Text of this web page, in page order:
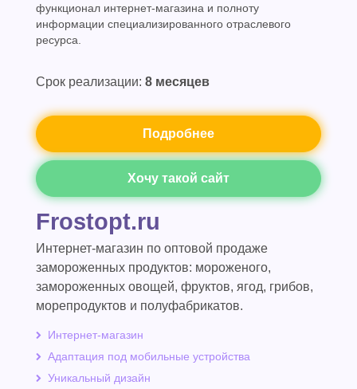
функционал интернет-магазина и полноту
информации специализированного отраслевого
ресурса.
Срок реализации: 8 месяцев
Подробнее
Хочу такой сайт
Frostopt.ru
Интернет-магазин по оптовой продаже
замороженных продуктов: мороженого,
замороженных овощей, фруктов, ягод, грибов,
морепродуктов и полуфабрикатов.
Интернет-магазин
Адаптация под мобильные устройства
Уникальный дизайн